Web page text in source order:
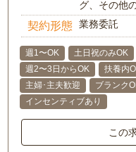
グ、その他
契約形態 業務委託
週1〜OK 土日祝のみOK
週2〜3日からOK
扶養内
主婦･主夫歓迎
ブランク
インセンティブあり
この